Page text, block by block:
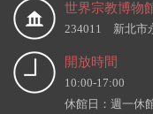
世界宗教博物
234011 新北市
開放時間
10:00-17:00
休館日：週一休